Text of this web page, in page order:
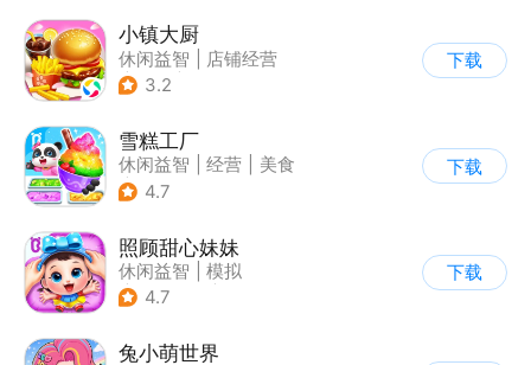
小镇大厨
休闲益智
店铺经营
| 美食
3.2
下载
雪糕工厂
休闲益智 经营
美食
| 宝宝巴士
4.7
下载
照顾甜心妹妹
休闲益智
模拟
| 宝宝巴士
4.7
下载
兔小萌世界